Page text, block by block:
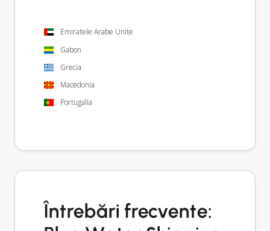
Emiratele Arabe Unite
Gabon
Grecia
Macedonia
Portugalia
Întrebări frecvente: